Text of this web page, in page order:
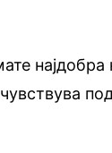
најдобра